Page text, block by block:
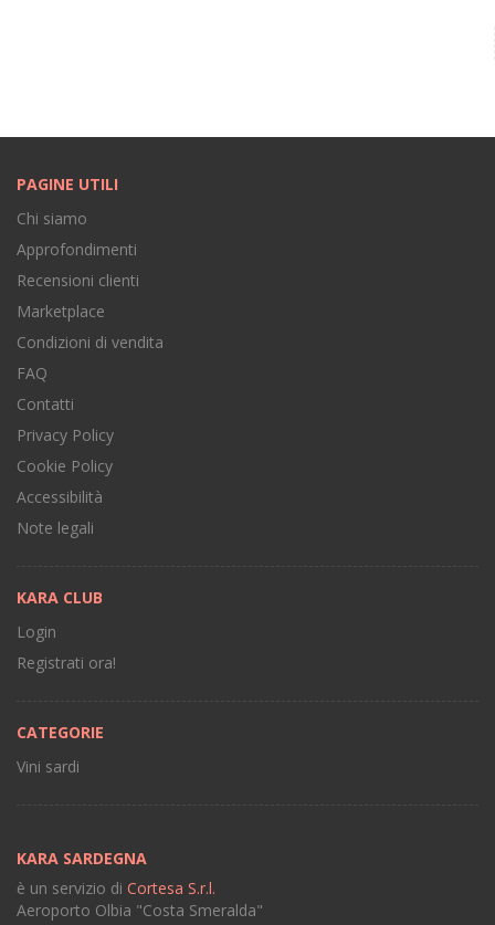
PAGINE UTILI
Chi siamo
Approfondimenti
Recensioni clienti
Marketplace
Condizioni di vendita
FAQ
Contatti
Privacy Policy
Cookie Policy
Accessibilità
Note legali
KARA CLUB
Login
Registrati ora!
CATEGORIE
Vini sardi
KARA SARDEGNA
è un servizio di Cortesa S.r.l.
Aeroporto Olbia "Costa Smeralda"